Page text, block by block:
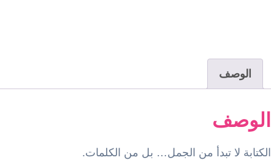
الوصف
الوصف
الكتابة لا تبدأ من الجمل… بل من الكلمات.